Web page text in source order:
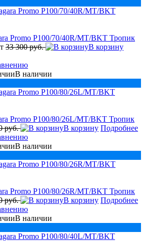
Promo P100/70/40R/MT/BKT Тропик
33 300 руб.
В корзину
В наличии
Promo P100/80/26L/MT/BKT Тропик
руб. В корзину Подробнее
В наличии
Promo P100/80/26R/MT/BKT Тропик
руб. В корзину Подробнее
В наличии